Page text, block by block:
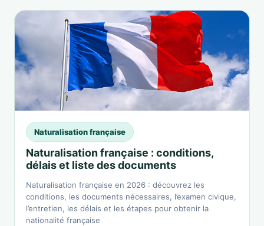
Naturalisation française
Naturalisation française : conditions,
délais et liste des documents
Naturalisation française en 2026 : découvrez les
conditions, les documents nécessaires, l’examen civique,
l’entretien, les délais et les étapes pour obtenir la
nationalité française